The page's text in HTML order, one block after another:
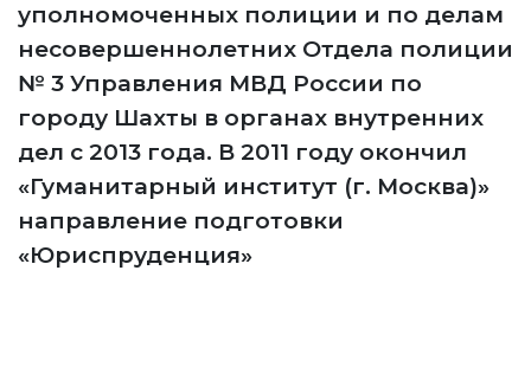
уполномоченных полиции и по делам
несовершеннолетних Отдела полиции
№ 3 Управления МВД России по
городу Шахты в органах внутренних
дел с 2013 года. В 2011 году окончил
«Гуманитарный институт (г. Москва)»
направление подготовки
«Юриспруденция»